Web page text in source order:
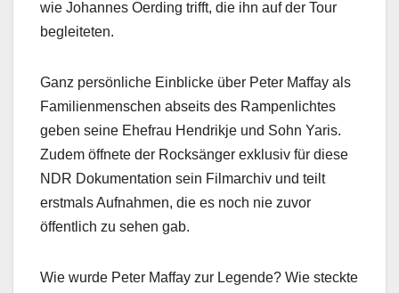
wie Johannes Oerding trifft, die ihn auf der Tour
begleiteten.
Ganz persönliche Einblicke über Peter Maffay als
Familienmenschen abseits des Rampenlichtes
geben seine Ehefrau Hendrikje und Sohn Yaris.
Zudem öffnete der Rocksänger exklusiv für diese
NDR Dokumentation sein Filmarchiv und teilt
erstmals Aufnahmen, die es noch nie zuvor
öffentlich zu sehen gab.
Wie wurde Peter Maffay zur Legende? Wie steckte